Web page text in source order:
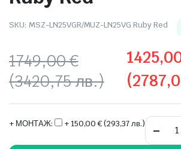
SKU: MSZ-LN25VGR/MUZ-LN25VG Ruby Red
1749,00€
(3420,75 лв.)
Original
price
Текущата
цена
+ МОНТАЖ: + 150,00 € (293,37 лв.)